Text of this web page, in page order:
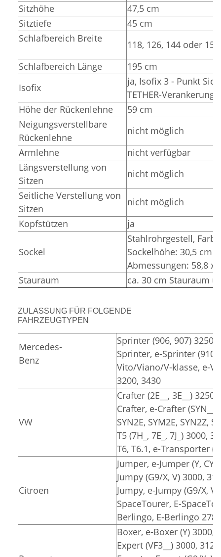
Sitzhöhe
47,5 cm
Sitztiefe
45 cm
Schlafbereich Breite
118, 126, 144 oder
Schlafbereich Länge
195 cm
Isofix
ja, Isofix 3 - Punkt
TETHER-
Höhe der Rückenlehne
59 cm
Neigungsverstellbare
Rückenlehne
nicht möglich
Armlehne
nicht verfügbar
Längsverstellung von
Sitzen
nicht möglich
Seitliche Verstellung von
Sitzen
nicht möglich
Kopfstützen
ja
Sockel
Stahlrohrgestell,
Sockelhöhe: 30,5 cm
Abmessungen: 58,8 x
Stauraum
ca. 30 cm Stauraum
ZULASSUNG FÜR FOLGENDE
FAHRZEUGTYPEN
Mercedes-
Benz
Sprinter (906, 907) 3250,
Sprinter, e-Sprinter (910)
Vito/Viano/V-klasse, e-
3200, 3430
VW
Crafter (2E__, 3E__)
Crafter, e-Crafter (SYN__,
SYN2E, SYM2E, SYN2Z,
T5 (7H_, 7E_, 7J_) 3000,
T6, T6.1, e-Transporter
Citroen
Jumper, e-Jumper (Y,
Jumpy (G9/X, V) 3000,
Jumpy, e-Jumpy (G9/X,
SpaceTourer, E-
Berlingo, E-Berlingo
Boxer, e-Boxer (Y) 3000,
Expert (VF3__) 3000, 3122